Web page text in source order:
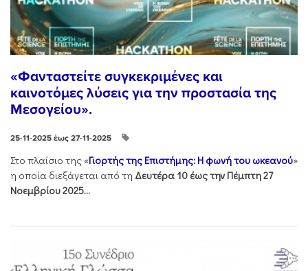
«Φανταστείτε συγκεκριμένες και
καινοτόμες λύσεις για την προστασία της
Μεσογείου».
25-11-2025 έως 27-11-2025
Στo πλαίσιo της «Γιορτής της Επιστήμης: Η φωνή του ωκεανού»
η οποία διεξάγεται από τη Δευτέρα 10 έως την Πέμπτη 27
Νοεμβρίου 2025...